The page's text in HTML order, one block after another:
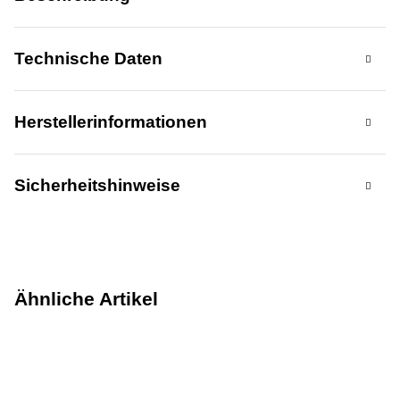
Technische Daten
Herstellerinformationen
Sicherheitshinweise
Ähnliche Artikel